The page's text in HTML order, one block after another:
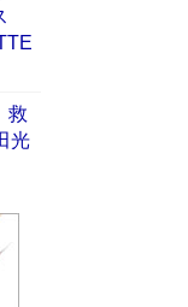
き
イ
き
な
#
」
救
光